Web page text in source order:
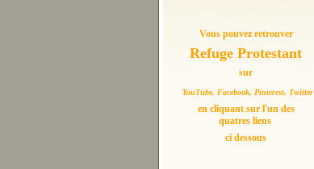
Vous pouvez retrouver
Refuge Protestant
sur
YouTube, Facebook, Pinterest, Twitter
en cliquant sur l'un des
quatres liens
ci dessous